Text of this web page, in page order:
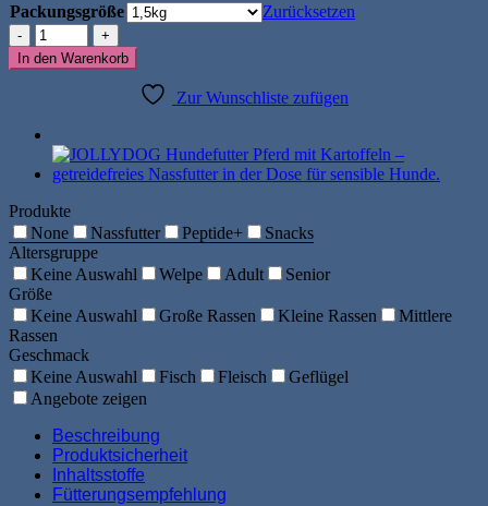
Packungsgröße
Zurücksetzen
Peptide+
Haut-
und
In den Warenkorb
Zur Wunschliste zufügen
Produkte
None
Nassfutter Peptide+
Snacks
Altersgruppe
Keine Auswahl
Welpe Adult
Senior
Größe
Keine Auswahl
Große Rassen Kleine Rassen
Mittlere
Rassen
Geschmack
Keine Auswahl
Fisch Fleisch
Geflügel
Angebote zeigen
Beschreibung
Produktsicherheit
Inhaltsstoffe
Fütterungsempfehlung